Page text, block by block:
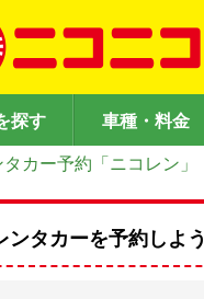
探す 車種・料金
カー予約「ニコレン」
ンタカーを予約しよう